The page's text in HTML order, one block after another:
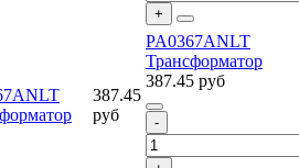
387.45
руб
PA0367ANLT
Трансформатор
387.45 руб